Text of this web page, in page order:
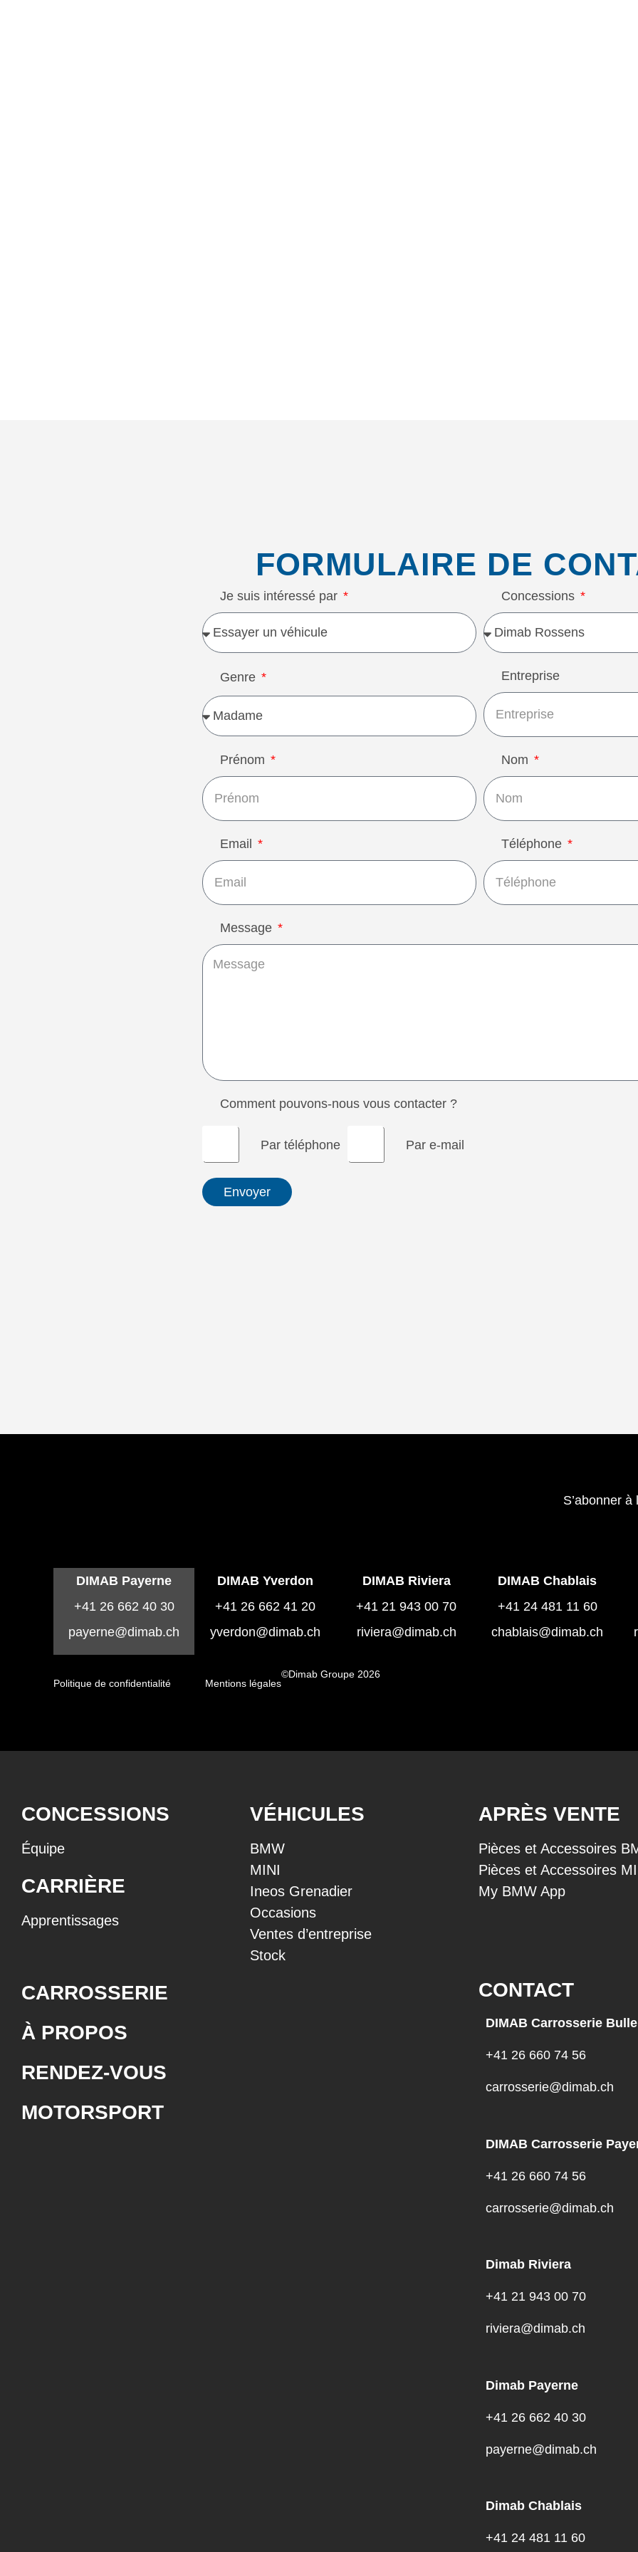
FORMULAIRE DE
Je suis intéressé par Concessions
Genre Entreprise
Prénom Nom
Email Téléphone
Message
Comment pouvons-nous vous contacter ?
Par téléphone Par e-mail
Envoyer
S’abonner
DIMAB Payerne
+41 26 662 40 30
payerne@dimab.ch
DIMAB Yverdon
+41 26 662 41 20
yverdon@dimab.ch
DIMAB Riviera
+41 21 943 00 70
riviera@dimab.ch
DIMAB Chablais
+41 24 481 11 60
chablais@dimab.ch
Politique de confidentialité Mentions légales
©Dimab Groupe 2026
CONCESSIONS
Équipe
CARRIÈRE
Apprentissages
VÉHICULES
BMW
MINI
Ineos Grenadier
Occasions
Ventes d’entreprise
Stock
APRÈS VENTE
Pièces et Accessoires
Pièces et Accessoires
My BMW App
CARROSSERIE
À PROPOS
RENDEZ-VOUS
MOTORSPORT
CONTACT
DIMAB Carrosserie Bulle
+41 26 660 74 56
carrosserie@dimab.ch
DIMAB Carrosserie
+41 26 660 74 56
carrosserie@dimab.ch
Dimab Riviera
+41 21 943 00 70
riviera@dimab.ch
Dimab Payerne
+41 26 662 40 30
payerne@dimab.ch
Dimab Chablais
+41 24 481 11 60